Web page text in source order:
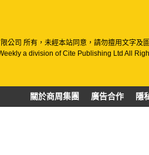
公司 所有，未經本站同意，請勿擅用文字及
a division of Cite Publishing Ltd All
關於商周集團 廣告合作 隱